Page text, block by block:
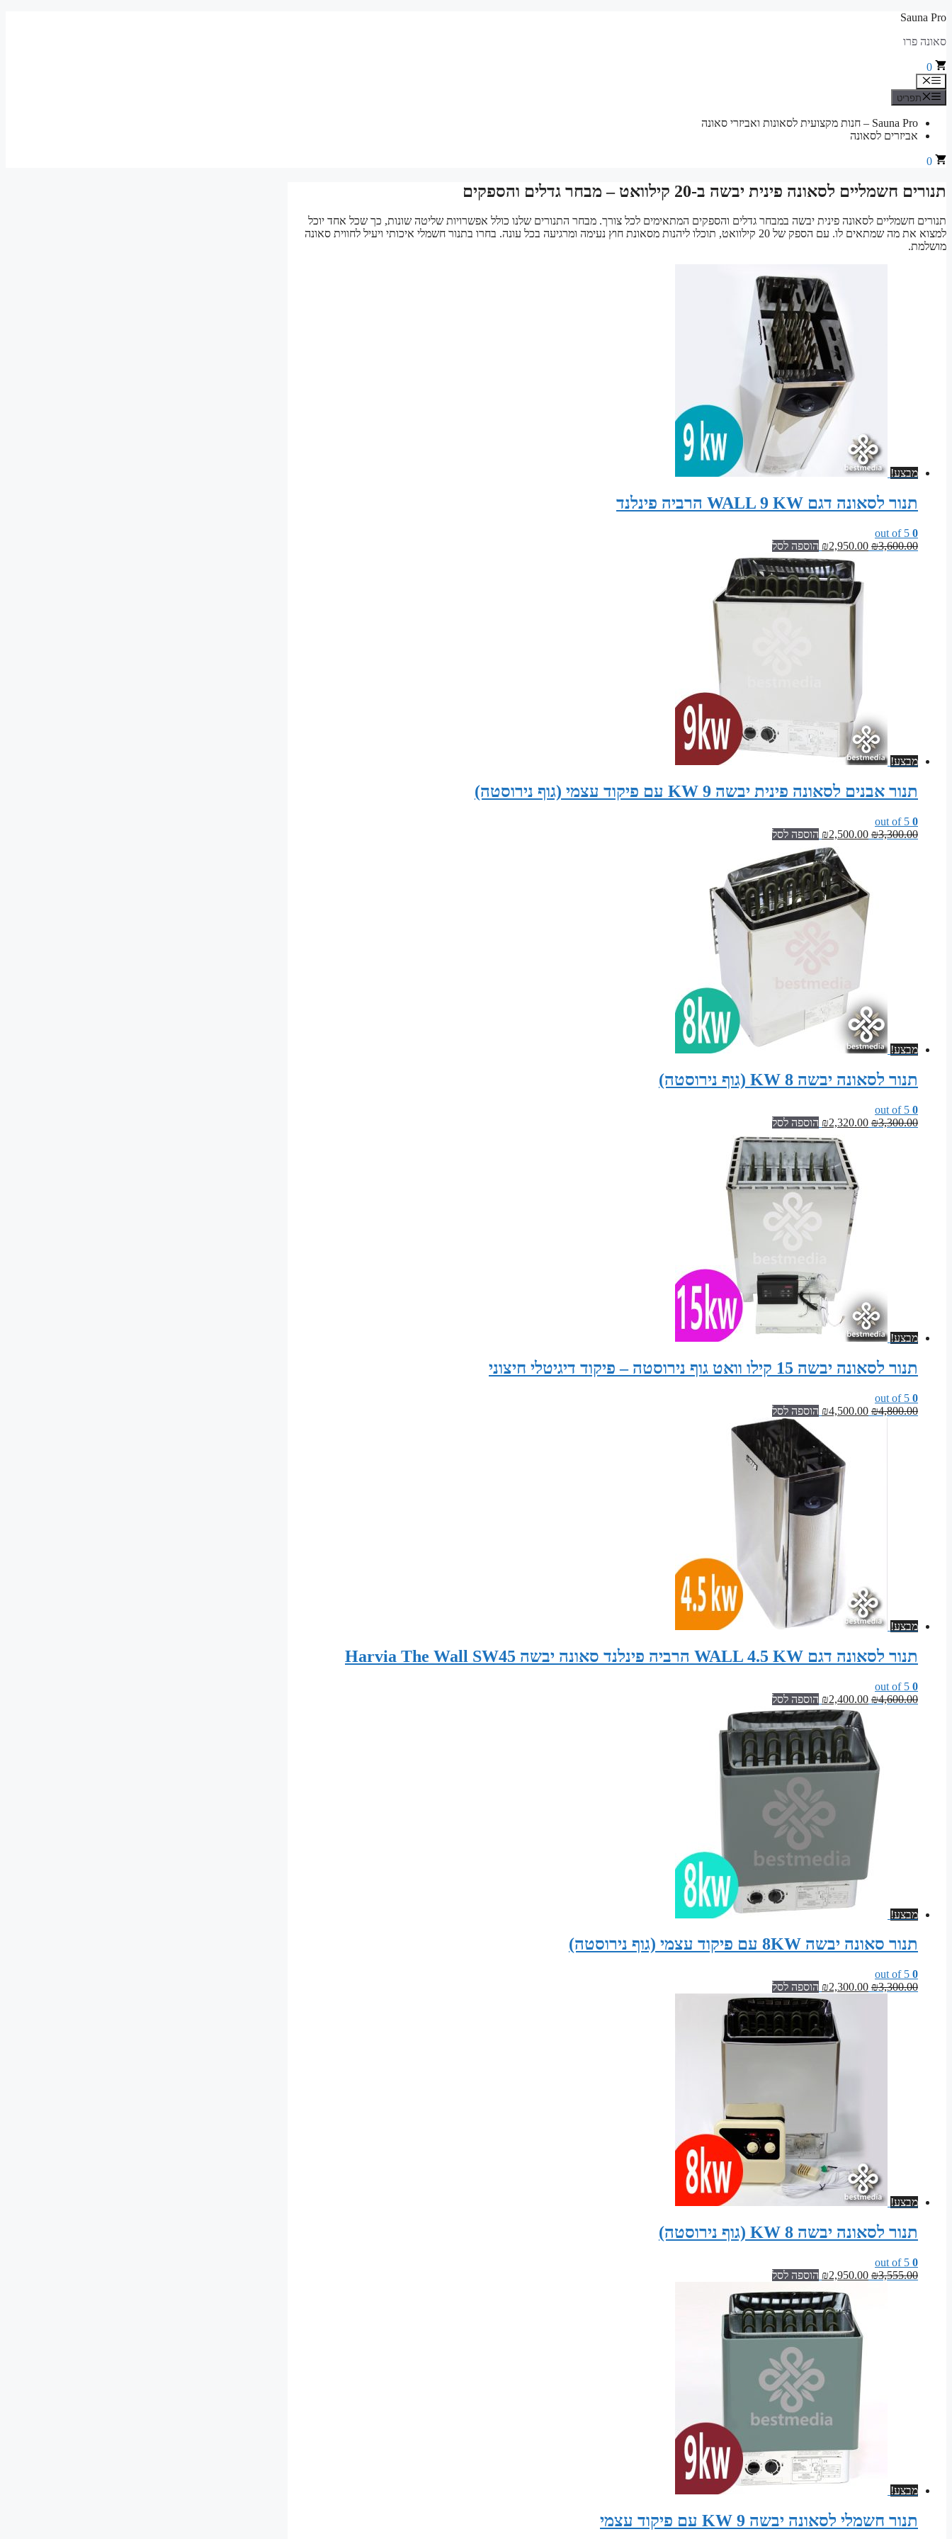
לדלג
Sauna Pro
סאונה פרו
0
תפריט
תפריט
Sauna Pro – חנות מקצועית לסאונות ואביזרי סאונה
אביזרים לסאונה
0
תנורים חשמליים לסאונה פינית יבשה ב-20 קילוואט – מבחר גדלים והספקים
תנורים חשמליים לסאונה פינית יבשה במבחר גדלים והספקים המתאימים לכל צורך. מבחר התנורים שלנו כולל אפשרויות שליטה שונות, כך שכל אחד יוכל
למצוא את מה שמתאים לו. עם הספק של 20 קילוואט, תוכלו ליהנות מסאונת חוץ נעימה ומרגיעה בכל עונה. בחרו בתנור חשמלי איכותי ויעיל לחווית סאונה
מושלמת.
מבצע!
תנור לסאונה דגם WALL 9 KW הרביה פינלנד
0
₪3,600.00
המחיר
המקורי
היה:
₪3,600.00.
₪2,950.00
המחיר
הנוכחי
הוא:
₪2,950.00.
הוספה לסל
מבצע!
תנור אבנים לסאונה פינית יבשה 9 KW עם פיקוד עצמי (גוף נירוסטה)
0
₪3,300.00
המחיר
₪3,300.00.
₪2,500.00
המחיר
הנוכחי
הוא:
₪2,500.00.
הוספה לסל
מבצע!
תנור לסאונה יבשה 8 KW (גוף נירוסטה)
0
₪3,300.00
המחיר
₪3,300.00.
₪2,320.00
המחיר
הנוכחי
הוא:
₪2,320.00.
הוספה לסל
מבצע!
תנור לסאונה יבשה 15 קילו וואט גוף נירוסטה – פיקוד דיגיטלי חיצוני
0
₪4,800.00
המחיר
₪4,800.00.
₪4,500.00
המחיר
הנוכחי
הוא:
₪4,500.00.
הוספה לסל
מבצע!
תנור לסאונה דגם WALL 4.5 KW הרביה פינלנד סאונה יבשה Harvia The Wall SW45
0
₪4,600.00
המחיר
המקורי
היה:
₪4,600.00.
₪2,400.00
המחיר
הנוכחי
הוא:
₪2,400.00.
הוספה לסל
מבצע!
תנור סאונה יבשה 8KW עם פיקוד עצמי (גוף נירוסטה)
0
₪3,300.00
המחיר
₪3,300.00.
₪2,300.00
המחיר
הנוכחי
הוא:
₪2,300.00.
הוספה לסל
מבצע!
תנור לסאונה יבשה 8 KW (גוף נירוסטה)
0
₪3,555.00
המחיר
₪3,555.00.
₪2,950.00
המחיר
הוא:
₪2,950.00.
הוספה לסל
מבצע!
תנור חשמלי לסאונה יבשה 9 KW עם פיקוד עצמי